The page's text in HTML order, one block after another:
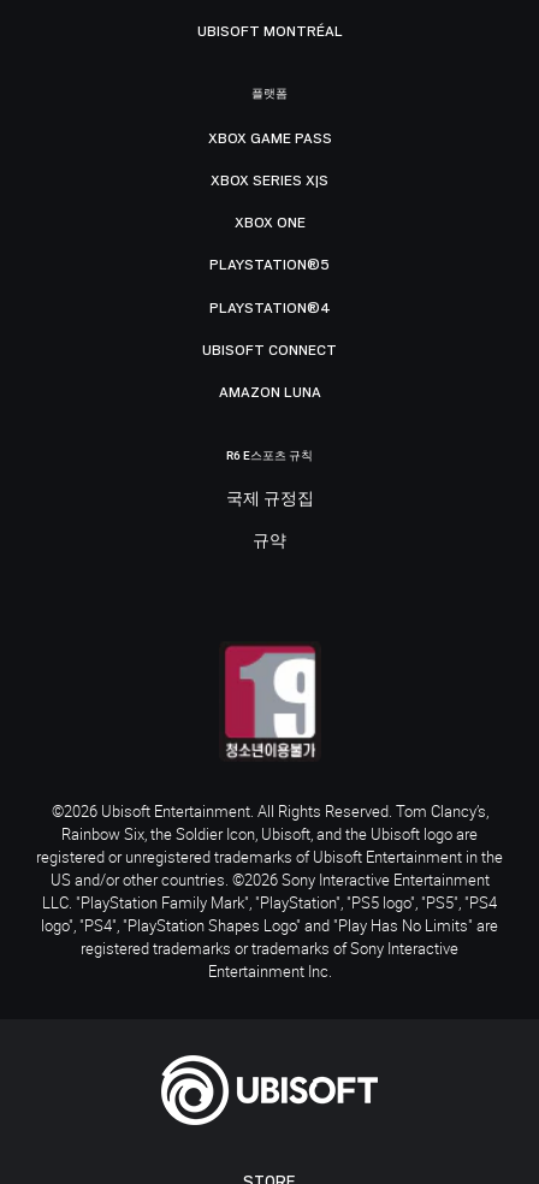
UBISOFT MONTRÉAL
플랫폼
XBOX GAME PASS
XBOX SERIES X|S
XBOX ONE
PLAYSTATION®5
PLAYSTATION®4
UBISOFT CONNECT
AMAZON LUNA
R6 E스포츠 규칙
국제 규정집
규약
©2026 Ubisoft Entertainment. All Rights Reserved. Tom Clancy’s,
Rainbow Six, the Soldier Icon, Ubisoft, and the Ubisoft logo are
registered or unregistered trademarks of Ubisoft Entertainment in the
US and/or other countries. ©2026 Sony Interactive Entertainment
LLC. "PlayStation Family Mark", "PlayStation", "PS5 logo", "PS5", "PS4
logo", "PS4", "PlayStation Shapes Logo" and "Play Has No Limits" are
registered trademarks or trademarks of Sony Interactive
Entertainment Inc.